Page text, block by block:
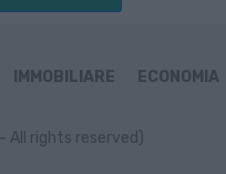
IMMOBILIARE
ECONOMIA
All rights reserved)